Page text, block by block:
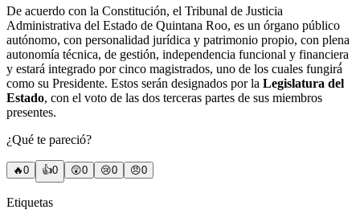
De acuerdo con la Constitución, el Tribunal de Justicia
Administrativa del Estado de Quintana Roo, es un órgano público
autónomo, con personalidad jurídica y patrimonio propio, con plena
autonomía técnica, de gestión, independencia funcional y financiera
y estará integrado por cinco magistrados, uno de los cuales fungirá́
como su Presidente. Estos serán designados por la Legislatura del
Estado, con el voto de las dos terceras partes de sus miembros
presentes.
¿Qué te pareció?
🔥0 👍0 😲0 😢0 😠0
Etiquetas